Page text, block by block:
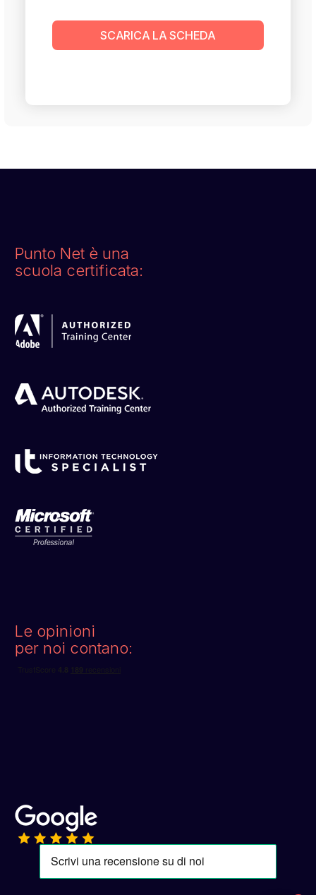
SCARICA LA SCHEDA
Punto Net è una
scuola certificata:
Le opinioni
per noi contano: